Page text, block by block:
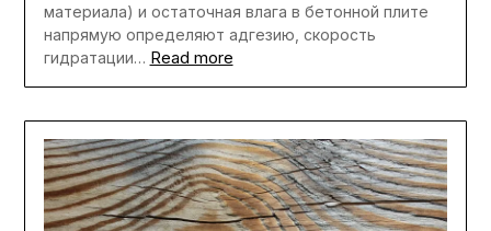
материала) и остаточная влага в бетонной плите
напрямую определяют адгезию, скорость
гидратации… Read more